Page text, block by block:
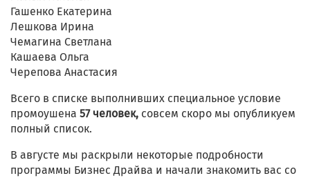
Гашенко Екатерина
Лешкова Ирина
Чемагина Светлана
Кашаева Ольга
Черепова Анастасия
Всего в списке выполнивших специальное условие
промоушена 57 человек, совсем скоро мы опубликуем
полный список.
В августе мы раскрыли некоторые подробности
программы Бизнес Драйва и начали знакомить вас со